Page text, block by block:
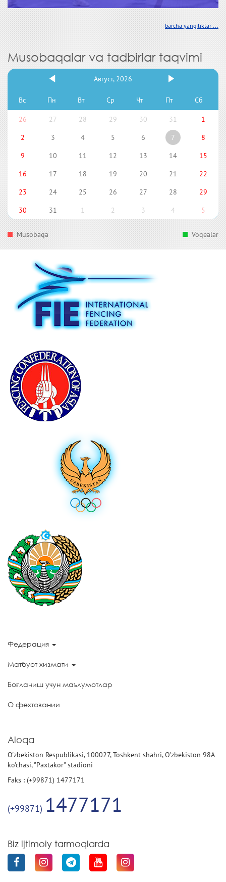
barcha yangiliklar ...
Musobaqalar va tadbirlar taqvimi
Август, 2026
Вс Пн Вт Ср Чт Пт Сб
26 27 28 29 30 31
1
2
3 4 5 6 7
8
9
10 11 12 13 14
15
16
17 18 19 20 21
22
23
24 25 26 27 28
29
30
31 1 2 3 4 5
Musobaqa Voqealar
Федерация
Матбуот хизмати
Боғланиш учун маълумотлар
О фехтовании
Aloqa
O'zbekiston Respublikasi, 100027, Toshkent shahri, O'zbekiston 98A
ko'chasi, "Paxtakor" stadioni
Faks : (+99871) 1477171
(+99871) 1477171
Biz ijtimoiy tarmoqlarda